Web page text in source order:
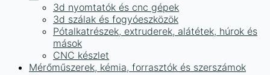
3d nyomtatók és cnc gépek
3d szálak és fogyóeszközök
Pótalkatrészek, extruderek, alátétek, húrok és
mások
CNC készlet
Mérőműszerek, kémia, forrasztók és szerszámok